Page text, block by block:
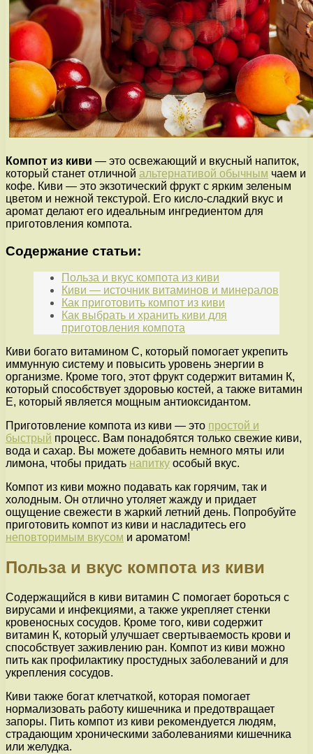
Компот из киви — это освежающий и вкусный напиток,
который станет отличной альтернативой обычным чаем и
кофе. Киви — это экзотический фрукт с ярким зеленым
цветом и нежной текстурой. Его кисло-сладкий вкус и
аромат делают его идеальным ингредиентом для
приготовления компота.
Содержание статьи:
Польза и вкус компота из киви
Киви — источник витаминов и минералов
Как приготовить компот из киви
Как выбрать и хранить киви для
приготовления компота
Киви богато витамином С, который помогает укрепить
иммунную систему и повысить уровень энергии в
организме. Кроме того, этот фрукт содержит витамин К,
который способствует здоровью костей, а также витамин
Е, который является мощным антиоксидантом.
Приготовление компота из киви — это простой и
быстрый процесс. Вам понадобятся только свежие киви,
вода и сахар. Вы можете добавить немного мяты или
лимона, чтобы придать напитку особый вкус.
Компот из киви можно подавать как горячим, так и
холодным. Он отлично утоляет жажду и придает
ощущение свежести в жаркий летний день. Попробуйте
приготовить компот из киви и насладитесь его
неповторимым вкусом и ароматом!
Польза и вкус компота из киви
Содержащийся в киви витамин С помогает бороться с
вирусами и инфекциями, а также укрепляет стенки
кровеносных сосудов. Кроме того, киви содержит
витамин К, который улучшает свертываемость крови и
способствует заживлению ран. Компот из киви можно
пить как профилактику простудных заболеваний и для
укрепления сосудов.
Киви также богат клетчаткой, которая помогает
нормализовать работу кишечника и предотвращает
запоры. Пить компот из киви рекомендуется людям,
страдающим хроническими заболеваниями кишечника
или желудка.